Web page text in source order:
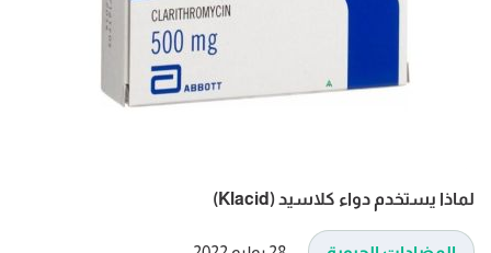
لماذا يستخدم دواء كلاسيد (Klacid)